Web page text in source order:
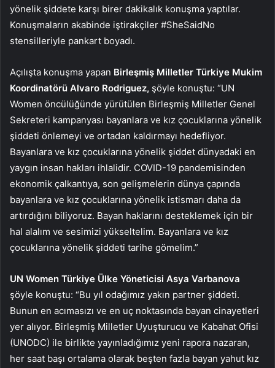
yönelik şiddete karşı birer dakikalık konuşma yaptılar.
Konuşmaların akabinde iştirakçiler #SheSaidNo
stensilleriyle pankart boyadı.
Açılışta konuşma yapan Birleşmiş Milletler Türkiye Mukim
Koordinatörü Alvaro Rodriguez, şöyle konuştu: “UN
Women öncülüğünde yürütülen Birleşmiş Milletler Genel
Sekreteri kampanyası bayanlara ve kız çocuklarına yönelik
şiddeti önlemeyi ve ortadan kaldırmayı hedefliyor.
Bayanlara ve kız çocuklarına yönelik şiddet dünyadaki en
yaygın insan hakları ihlalidir. COVID-19 pandemisinden
ekonomik çalkantıya, son gelişmelerin dünya çapında
bayanlara ve kız çocuklarına yönelik istismarı daha da
artırdığını biliyoruz. Bayan haklarını desteklemek için bir
hal alalım ve sesimizi yükseltelim. Bayanlara ve kız
çocuklarına yönelik şiddeti tarihe gömelim.”
UN Women Türkiye Ülke Yöneticisi Asya Varbanova
şöyle konuştu: “Bu yıl odağımız yakın partner şiddeti.
Bunun en acımasızı ve en uç noktasında bayan cinayetleri
yer alıyor. Birleşmiş Milletler Uyuşturucu ve Kabahat Ofisi
(UNODC) ile birlikte yayınladığımız yeni rapora nazaran,
her saat başı ortalama olarak beşten fazla bayan yahut kız